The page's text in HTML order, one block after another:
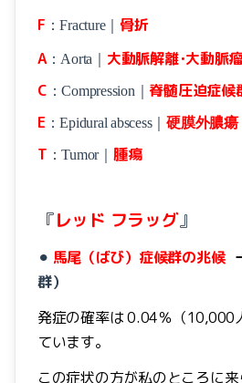
しまだの施術
F ：Fracture｜ 骨折
A：Aorta｜ 大動脈解離･大動脈
C ：Compression｜ 脊髄圧迫症候
E ：Epidural abscess｜硬膜外膿瘍
T ：Tumor｜ 腫瘍
『レッド フラッグ』
⚫︎ 馬尾（ばび）症候群の兆候
群）
発症の確率は 0.04％（10,000
ています。
この症状の方が私のところに